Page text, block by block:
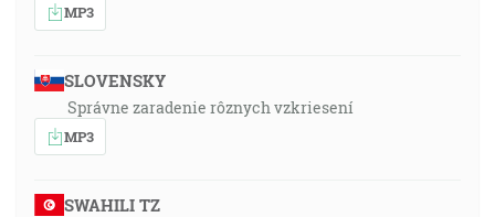
MP3
SLOVENSKY
Správne zaradenie rôznych vzkriesení
MP3
SWAHILI TZ